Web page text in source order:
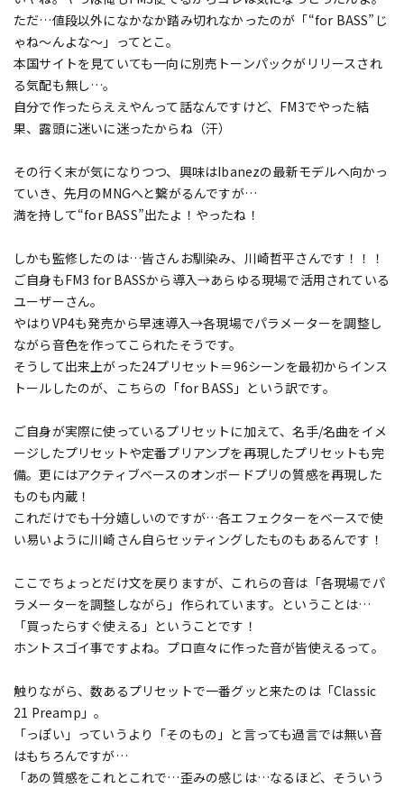
ただ…値段以外になかなか踏み切れなかったのが「“for BASS”じ
ゃね～んよな～」ってとこ。
本国サイトを見ていても一向に別売トーンパックがリリースされ
る気配も無し…。
自分で作ったらええやんって話なんですけど、FM3でやった結
果、露頭に迷いに迷ったからね（汗）
その行く末が気になりつつ、興味はIbanezの最新モデルへ向かっ
ていき、先月のMNGへと繋がるんですが…
満を持して“for BASS”出たよ！やったね！
しかも監修したのは…皆さんお馴染み、川崎哲平さんです！！！
ご自身もFM3 for BASSから導入→あらゆる現場で活用されている
ユーザーさん。
やはりVP4も発売から早速導入→各現場でパラメーターを調整し
ながら音色を作ってこられたそうです。
そうして出来上がった24プリセット＝96シーンを最初からインス
トールしたのが、こちらの「for BASS」という訳です。
ご自身が実際に使っているプリセットに加えて、名手/名曲をイメ
ージしたプリセットや定番プリアンプを再現したプリセットも完
備。更にはアクティブベースのオンボードプリの質感を再現した
ものも内蔵！
これだけでも十分嬉しいのですが…各エフェクターをベースで使
い易いように川崎さん自らセッティングしたものもあるんです！
ここでちょっとだけ文を戻りますが、これらの音は「各現場でパ
ラメーターを調整しながら」作られています。ということは…
「買ったらすぐ使える」ということです！
ホントスゴイ事ですよね。プロ直々に作った音が皆使えるって。
触りながら、数あるプリセットで一番グッと来たのは「Classic
21 Preamp」。
「っぽい」っていうより「そのもの」と言っても過言では無い音
はもちろんですが…
「あの質感をこれとこれで…歪みの感じは…なるほど、そういう